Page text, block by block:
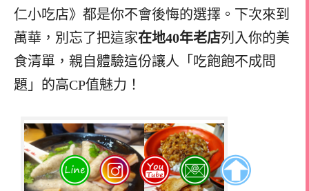
仁小吃店》都是你不會後悔的選擇。下次來到
萬華，別忘了把這家在地40年老店列入你的美
食清單，親自體驗這份讓人「吃飽飽不成問
題」的高CP值魅力！